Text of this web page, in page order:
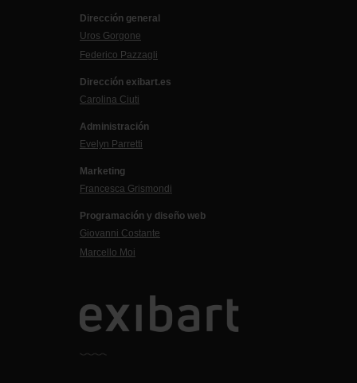
Dirección general
Uros Gorgone
Federico Pazzagli
Dirección exibart.es
Carolina Ciuti
Administración
Evelyn Parretti
Marketing
Francesca Grismondi
Programación y diseño web
Giovanni Costante
Marcello Moi